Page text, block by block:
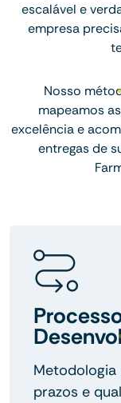
escalável e
empresa
Nosso
mapeamos
excelência e
entregas de
Metodologia
prazos e